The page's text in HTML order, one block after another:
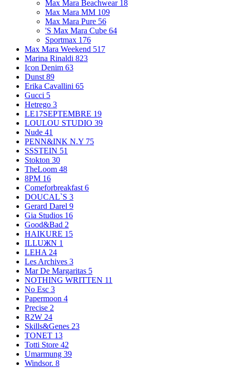
Max Mara Beachwear 18
Max Mara MM 109
Max Mara Pure 56
'S Max Mara Cube 64
Sportmax 176
Max Mara Weekend 517
Marina Rinaldi 823
Icon Denim 63
Dunst 89
Erika Cavallini 65
Gucci 5
Hetrego 3
LE17SEPTEMBRE 19
LOULOU STUDIO 39
Nude 41
PENN&INK N.Y 75
SSSTEIN 51
Stokton 30
TheLoom 48
8PM 16
Comeforbreakfast 6
DOUCAL`S 3
Gerard Darel 9
Gia Studios 16
Good&Bad 2
HAIKURE 15
ILLUЖN 1
LEHA 24
Les Archives 3
Mar De Margaritas 5
NOTHING WRITTEN 11
No Esc 3
Papermoon 4
Precise 2
R2W 24
Skills&Genes 23
TONET 13
Totti Store 42
Umarmung 39
Windsor. 8